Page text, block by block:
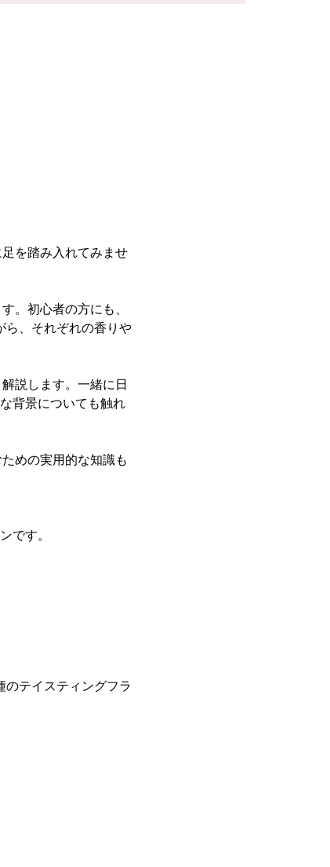
を踏み入れてみませ
。初心者の方にも、
、それぞれの香りや
説します。一緒に日
背景についても触れ
めの実用的な知識も
す。
テイスティングフラ